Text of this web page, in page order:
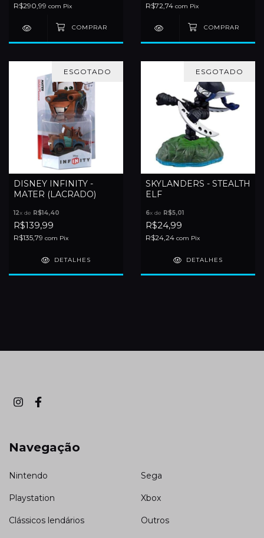
R$290,99 com Pix R$72,74 com Pix
ESGOTADO
DISNEY INFINITY -
MATER (LACRADO)
12x de R$14,40
R$139,99
R$135,79 com Pix
DETALHES
ESGOTADO
SKYLANDERS - STEALTH
ELF
6x de R$5,01
R$24,99
R$24,24 com Pix
DETALHES
Navegação
Nintendo Sega
Playstation Xbox
Clássicos lendários Outros